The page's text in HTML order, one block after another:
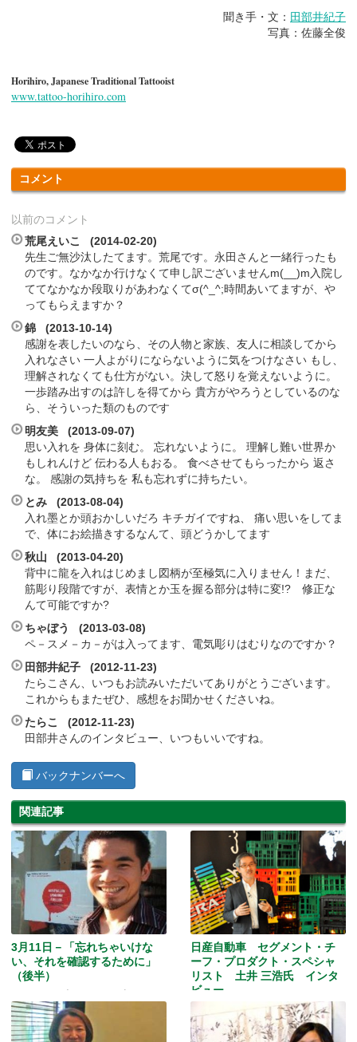
聞き手・文： 田部井紀子
写真：佐藤全俊
Horihiro, Japanese Traditional Tattooist
www.tattoo-horihiro.com
コメント
以前のコメント
荒尾えいこ (2014-02-20)
先生ご無沙汰したてます。荒尾です。永田さんと一緒行ったも
のです。なかなか行けなくて申し訳ございませんm(__)m入院し
ててなかなか段取りがあわなくてσ(^_^;時間あいてますが、や
ってもらえますか？
錦 (2013-10-14)
感謝を表したいのなら、その人物と家族、友人に相談してから
入れなさい 一人よがりにならないように気をつけなさい もし、
理解されなくても仕方がない。決して怒りを覚えないように。
一歩踏み出すのは許しを得てから 貴方がやろうとしているのな
ら、そういった類のものです
明友美 (2013-09-07)
思い入れを 身体に刻む。 忘れないように。 理解し難い世界か
もしれんけど 伝わる人もおる。 食べさせてもらったから 返さ
な。 感謝の気持ちを 私も忘れずに持ちたい。
とみ (2013-08-04)
入れ墨とか頭おかしいだろ キチガイですね、 痛い思いをしてま
で、体にお絵描きするなんて、頭どうかしてます
秋山 (2013-04-20)
背中に龍を入れはじめまし図柄が至極気に入りません！まだ、
筋彫り段階ですが、表情とか玉を握る部分は特に変!? 修正な
んて可能ですか?
ちゃぼう (2013-03-08)
ペ－スメ－カ－がは入ってます、電気彫りはむりなのですか？
田部井紀子 (2012-11-23)
たらこさん、いつもお読みいただいてありがとうございます。
これからもまたぜひ、感想をお聞かせくださいね。
たらこ (2012-11-23)
田部井さんのインタビュー、いつもいいですね。
バックナンバーへ
関連記事
3月11日－「忘れちゃいけな
い、それを確認するために」
（後半）
（JfP）メンバー、山木健太郎さん
日産自動車 セグメント・チ
ーフ・プロダクト・スペシャ
リスト 土井 三浩氏 インタ
ビュー
“MICRAの父”土井三浩氏が来豪！